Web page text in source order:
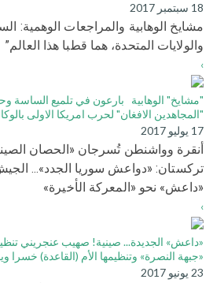
18 سبتمبر 2017
مشايخ الوهابية والمراجعات الوهمية:
والولايات المتحدة، هما قطبا هذا العالم”
›
"مشايخ" الوهابية بارعون في تلميع الساسة
"المجاهدين الافغان" لحرب امريكا الاولى
17 يوليو 2017
أنقرة وواشنطن تُسرجان «الحصان
تركستان: «دواعش سوريا الجدد»...
«داعش» نحو «المعركة الأخيرة»
›
«داعش» الجديدة... صينية! صهيب عنجريني
«جبهة النصرة» وتنظيمها الأم (القاعدة) خسرا
23 يونيو 2017